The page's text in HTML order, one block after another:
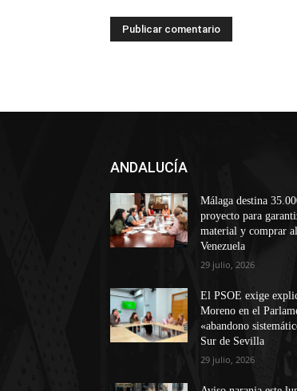
ANDALUCÍA
Málaga destina
proyecto para
material y comprar
Venezuela
29 julio, 2026
El PSOE exige
Moreno en el
«abandono
Sur de Sevilla
29 julio, 2026